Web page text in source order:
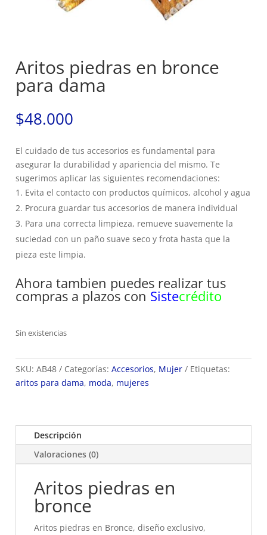
Aritos piedras en bronce
para dama
$48.000
El cuidado de tus accesorios es fundamental para
asegurar la durabilidad y apariencia del mismo. Te
sugerimos aplicar las siguientes recomendaciones:
Evita el contacto con productos químicos, alcohol y agua
Procura guardar tus accesorios de manera individual
Para una correcta limpieza, remueve suavemente la
suciedad con un paño suave seco y frota hasta que la
pieza este limpia.
Ahora tambien puedes realizar tus
compras a plazos con Sistecrédito
Sin existencias
SKU: AB48 Categorías: Accesorios, Mujer
Etiquetas:
aritos para dama, moda, mujeres
Descripción
Valoraciones (0)
Aritos piedras en
bronce
Aritos piedras en Bronce, diseño exclusivo,